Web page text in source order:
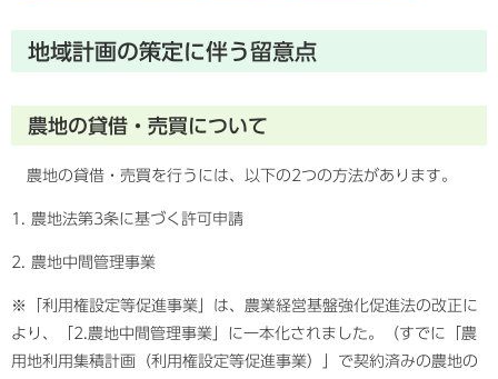
地域計画の策定に伴う留意点
農地の貸借・売買について
農地の貸借・売買を行うには、以下の2つの方法があります。
1. 農地法第3条に基づく許可申請
2. 農地中間管理事業
※「利用権設定等促進事業」は、農業経営基盤強化促進法の改正に
より、「2.農地中間管理事業」に一本化されました。（すでに「農
用地利用集積計画（利用権設定等促進事業）」で契約済みの農地の